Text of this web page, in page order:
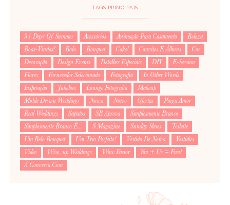
TAGS PRINCIPAIS
31 Days Of Summer Acessórios Animação Para Casamento
Beleza
Boas-Vindas!
Bolo Bouquet Cake! Convites E Álbuns
Cor
Decoração
Design Events Detalhes Especiais DIY
E-Session
Flores
Fornecedor Selecionado Fotografia
In Other Words
Inspiração
Jukebox Lounge Fotografia
Makeup
Molde Design Weddings
Noiva Noivo Ofertas
Pinga Amor
Real Weddings
Sapatos SB Aprova
Simplesmente Branco
Simplesmente Branco É...
S Magazine Sunday Shoes
Toilette
Um Belo Bouquet
Um Trio Perfeito! Vestido De Noiva
Vestidus
Video
Wise_up Weddings Wow Factor
You + Us = Fun!
À Conversa Com